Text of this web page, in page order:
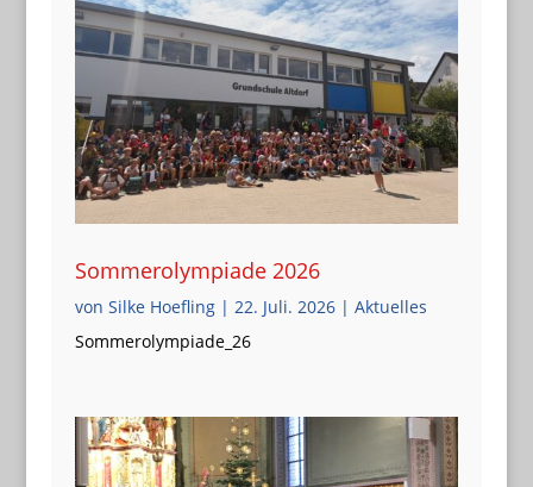
Sommerolympiade 2026
von Silke Hoefling| 22. Juli. 2026| Aktuelles
Sommerolympiade_26